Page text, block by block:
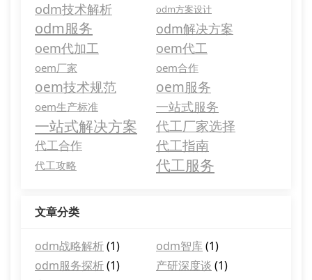
odm技术解析 odm方案设计
odm服务
odm解决方案
oem代加工
oem代工
oem厂家 oem合作
oem技术规范 oem服务
oem生产标准 一站式服务
一站式解决方案 代工厂家选择
代工合作 代工指南
代工攻略 代工服务
文章分类
odm战略解析(1) odm智库 (1)
odm服务探析(1) 产研深度谈 (1)